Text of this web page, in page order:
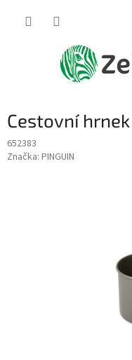
Cestovní hrnek
652383
Značka: PINGUIN